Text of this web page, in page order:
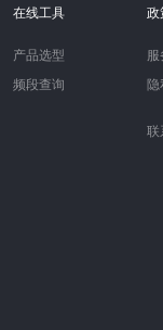
在线工具
产品选型
频段查询
政
隐
联